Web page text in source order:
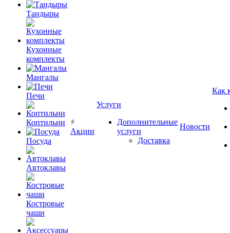
Тандыры
Кухонные
комплекты
Мангалы
Печи
Коптильни
Посуда
Автоклавы
Костровые
чаши
Акции
Услуги
Дополнительные
услуги
Доставка
Новости
Как